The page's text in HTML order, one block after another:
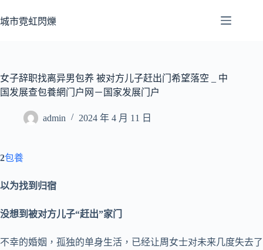
至
容
城市霓虹閃爍
女子辞职找离异男包养 被对方儿子赶出门希望落空 _ 中
国发展查包養網门户网－国家发展门户
admin 2024 年 4 月 11 日
2包養
以为找到归宿
没想到被对方儿子“赶出”家门
不幸的婚姻，孤独的单身生活，已经让周女士对未来几度失去了